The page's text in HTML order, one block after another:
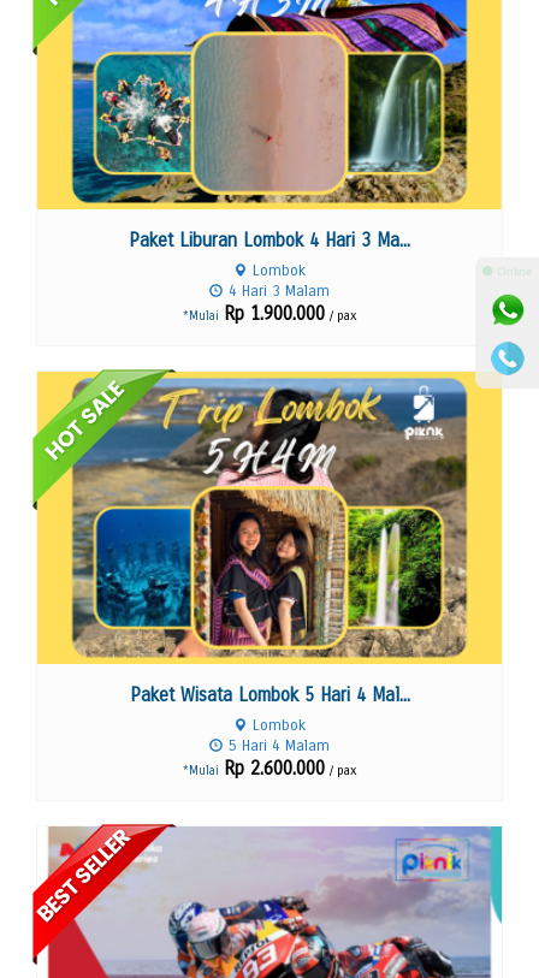
Paket Liburan Lombok 4 Hari 3 Ma...
Lombok
4 Hari 3 Malam
*Mulai Rp 1.900.000 / pax
Lihat Detail
Paket Wisata Lombok 5 Hari 4 Mal...
Lombok
5 Hari 4 Malam
*Mulai Rp 2.600.000 / pax
Lihat Detail
⚫ Online